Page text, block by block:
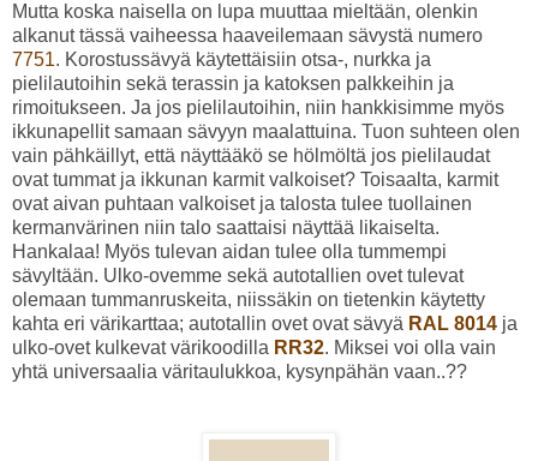
Mutta koska naisella on lupa muuttaa mieltään, olenkin
alkanut tässä vaiheessa haaveilemaan sävystä numero
7751. Korostussävyä käytettäisiin otsa-, nurkka ja
pielilautoihin sekä terassin ja katoksen palkkeihin ja
rimoitukseen. Ja jos pielilautoihin, niin hankkisimme myös
ikkunapellit samaan sävyyn maalattuina. Tuon suhteen olen
vain pähkäillyt, että näyttääkö se hölmöltä jos pielilaudat
ovat tummat ja ikkunan karmit valkoiset? Toisaalta, karmit
ovat aivan puhtaan valkoiset ja talosta tulee tuollainen
kermanvärinen niin talo saattaisi näyttää likaiselta.
Hankalaa! Myös tulevan aidan tulee olla tummempi
sävyltään. Ulko-ovemme sekä autotallien ovet tulevat
olemaan tummanruskeita, niissäkin on tietenkin käytetty
kahta eri värikarttaa; autotallin ovet ovat sävyä RAL 8014 ja
ulko-ovet kulkevat värikoodilla RR32. Miksei voi olla vain
yhtä universaalia väritaulukkoa, kysynpähän vaan..??